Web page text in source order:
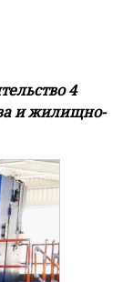
4
и жилищно-